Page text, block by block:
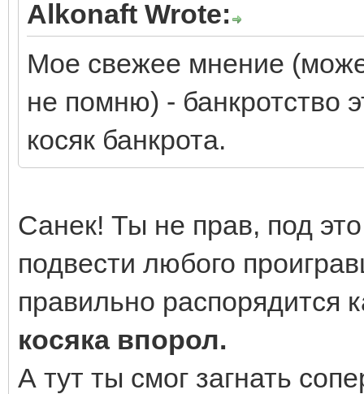
Alkonaft Wrote:
Мое свежее мнение
не помню) - банкротство
косяк банкрота.
Санек! Ты не прав, под
подвести любого
правильно распорядится
косяка впорол.
А тут ты смог загнать